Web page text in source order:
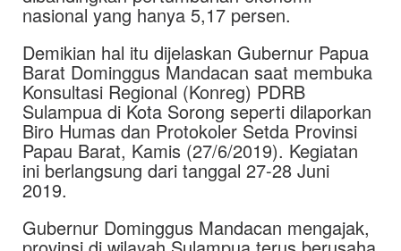
nasional yang hanya 5,17 persen.
Demikian hal itu dijelaskan Gubernur Papua
Barat Dominggus Mandacan saat membuka
Konsultasi Regional (Konreg) PDRB
Sulampua di Kota Sorong seperti dilaporkan
Biro Humas dan Protokoler Setda Provinsi
Papau Barat, Kamis (27/6/2019). Kegiatan
ini berlangsung dari tanggal 27-28 Juni
2019.
Gubernur Dominggus Mandacan mengajak,